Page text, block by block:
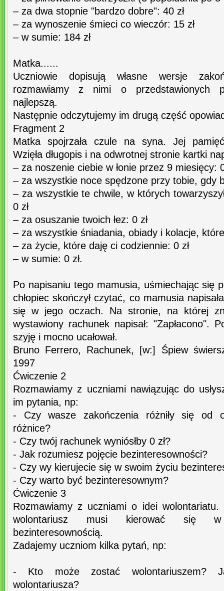
– za dwa stopnie "bardzo dobre": 40 zł
– za wynoszenie śmieci co wieczór: 15 zł
– w sumie: 184 zł
Matka......
Uczniowie dopisują własne wersje
rozmawiamy z nimi o przedstawionych
najlepszą.
Następnie odczytujemy im drugą część
Fragment 2
Matka spojrzała czule na syna. Jej pamięć
Wzięła długopis i na odwrotnej stronie kartki
– za noszenie ciebie w łonie przez 9 miesięcy:
– za wszystkie noce spędzone przy tobie, gdy
– za wszystkie te chwile, w których
0 zł
– za osuszanie twoich łez: 0 zł
– za wszystkie śniadania, obiady i kolacje,
– za życie, które daję ci codziennie: 0 zł
– w sumie: 0 zł.
Po napisaniu tego mamusia, uśmiechając się
chłopiec skończył czytać, co mamusia
się w jego oczach. Na stronie, na której
wystawiony rachunek napisał: "Zapłacono".
szyję i mocno ucałował.
Bruno Ferrero, Rachunek, [w:] Śpiew
1997
Ćwiczenie 2
Rozmawiamy z uczniami nawiązując do
im pytania, np:
- Czy wasze zakończenia różniły się od
różnice?
- Czy twój rachunek wyniósłby 0 zł?
- Jak rozumiesz pojęcie bezinteresowności?
- Czy wy kierujecie się w swoim życiu
- Czy warto być bezinteresownym?
Ćwiczenie 3
Rozmawiamy z uczniami o idei wolontariatu.
wolontariusz musi kierować się w
bezinteresownością.
Zadajemy uczniom kilka pytań, np:
- Kto może zostać wolontariuszem?
wolontariusza?